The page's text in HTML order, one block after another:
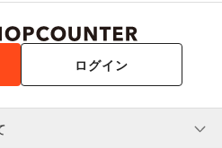
ログイン